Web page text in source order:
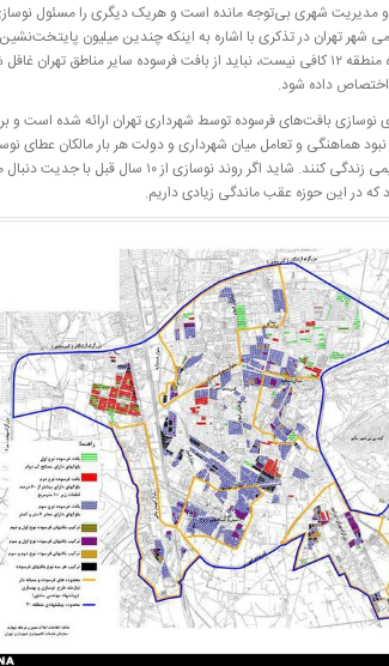
مدیریت شهری بی‌توجه مانده است و هریک دیگری را مسئول
تهران در تذکری با اشاره به اینکه چندین میلیون
هستند، گفت: تنها رسیدگی به بافت فرسوده منطقه ۱۲ کافی نیست، نباید از بافت فرسوده سایر
اختصاص داده شود.
برای نوسازی بافت‌های فرسوده توسط شهرداری تهران ارائه شده است و
هماهنگی و تعامل میان شهرداری و دولت هر بار مالکان عطای
بخشیده و ترجیح داده‌اند در همان خانه قدیمی زندگی کنند. شاید
که در این حوزه عقب ماندگی زیادی داریم.